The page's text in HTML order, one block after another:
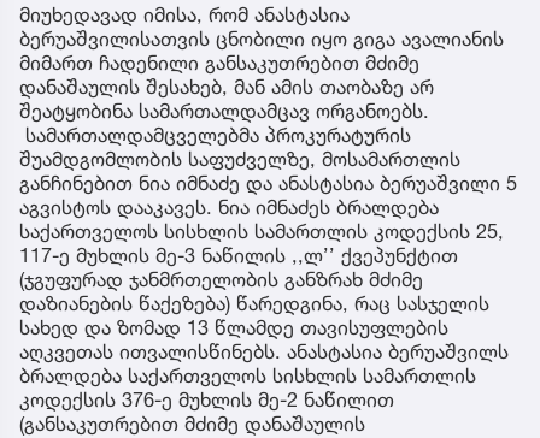
მიუხედავად იმისა, რომ ანასტასია
ბერუაშვილისათვის ცნობილი იყო გიგა ავალიანის
მიმართ ჩადენილი განსაკუთრებით მძიმე
დანაშაულის შესახებ, მან ამის თაობაზე არ
შეატყობინა სამართალდამცავ ორგანოებს.
სამართალდამცველებმა პროკურატურის
შუამდგომლობის საფუძველზე, მოსამართლის
განჩინებით ნია იმნაძე და ანასტასია ბერუაშვილი 5
აგვისტოს დააკავეს. ნია იმნაძეს ბრალდება
საქართველოს სისხლის სამართლის კოდექსის 25,
117-ე მუხლის მე-3 ნაწილის ,,ლ’’ ქვეპუნქტით
(ჯგუფურად ჯანმრთელობის განზრახ მძიმე
დაზიანების წაქეზება) წარედგინა, რაც სასჯელის
სახედ და ზომად 13 წლამდე თავისუფლების
აღკვეთას ითვალისწინებს. ანასტასია ბერუაშვილს
ბრალდება საქართველოს სისხლის სამართლის
კოდექსის 376-ე მუხლის მე-2 ნაწილით
(განსაკუთრებით მძიმე დანაშაულის